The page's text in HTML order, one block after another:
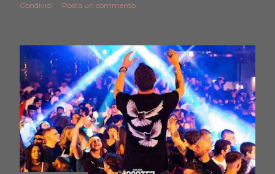
Condividi Posta un commento